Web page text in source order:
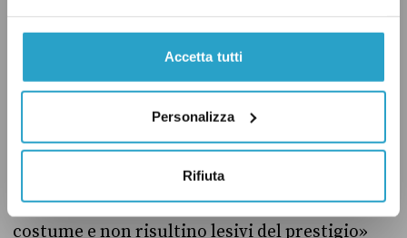
Accetta tutti
Personalizza
Rifiuta
conformi «alle consuetudini di cortesia».
Anche qui, dunque, si è preferito optare per
un’indicazione vaga, piuttosto che
determinare una soglia monetaria.
Infine, i senatori garantiscono (articolo 7) che,
nel svolgere le loro funzioni, i loro
comportamenti «non siano contrari al buon
costume e non risultino lesivi del prestigio»